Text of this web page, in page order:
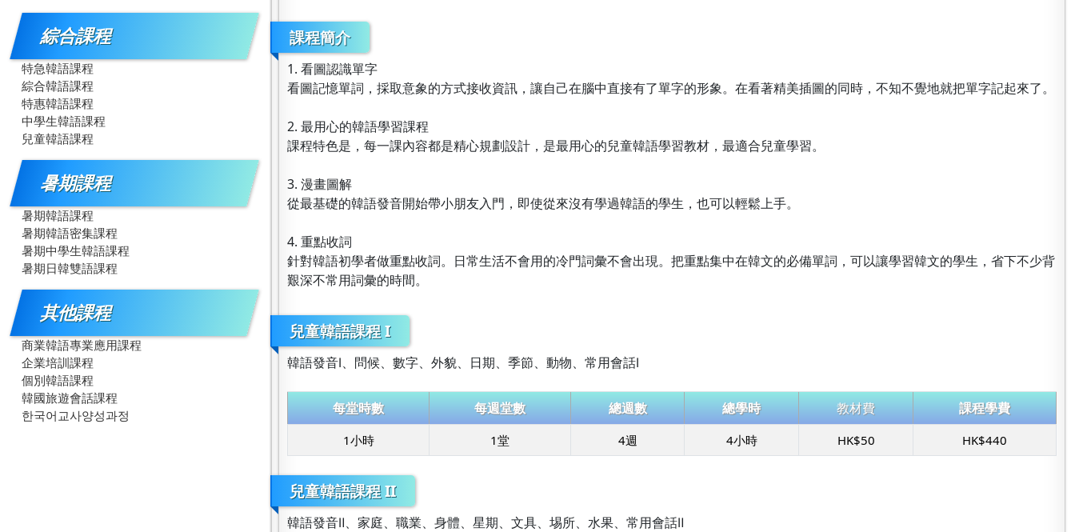
綜合課程
特急韓語課程
綜合韓語課程
特惠韓語課程
中學生韓語課程
兒童韓語課程
暑期課程
暑期韓語課程
暑期韓語密集課程
暑期中學生韓語課程
暑期日韓雙語課程
其他課程
商業韓語專業應用課程
企業培訓課程
個別韓語課程
韓國旅遊會話課程
한국어교사양성과정
課程簡介
1. 看圖認識單字
看圖記憶單詞，採取意象的方式接收資訊，讓自己在腦中直接有了單字的形象。在看著精美插圖的同時，不知不覺地就把單字記起來了。
2. 最用心的韓語學習課程
課程特色是，每一課內容都是精心規劃設計，是最用心的兒童韓語學習教材，最適合兒童學習。
3. 漫畫圖解
從最基礎的韓語發音開始帶小朋友入門，即使從來沒有學過韓語的學生，也可以輕鬆上手。
4. 重點收詞
針對韓語初學者做重點收詞。日常生活不會用的冷門詞彙不會出現。把重點集中在韓文的必備單詞，可以讓學習韓文的學生，省下不少背
艱深不常用詞彙的時間。
兒童韓語課程 I
韓語發音Ⅰ、問候、數字、外貌、日期、季節、動物、常用會話Ⅰ
每堂時數 每週堂數 總週數 總學時 教材費 課程學費
1小時 1堂 4週 4小時 HK$50 HK$440
兒童韓語課程 II
韓語發音Ⅱ、家庭、職業、身體、星期、文具、埸所、水果、常用會話Ⅱ